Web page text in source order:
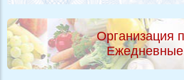
Организация